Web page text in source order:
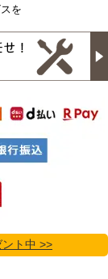
を
ト中 >>